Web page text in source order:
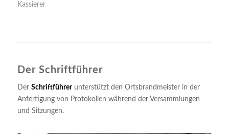
Kassierer
Der Schriftführer
Der Schriftführerunterstützt den Ortsbrandmeister in der
Anfertigung von Protokollen während der Versammlungen
und Sitzungen.